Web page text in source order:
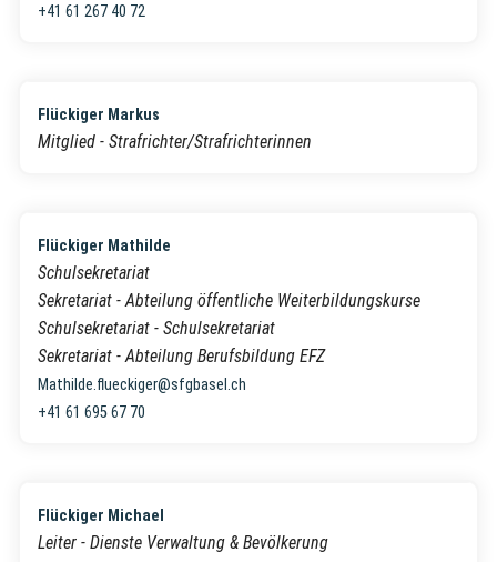
+41 61 267 40 72
Flückiger Markus
Mitglied - Strafrichter/Strafrichterinnen
Flückiger Mathilde
Schulsekretariat
Sekretariat - Abteilung öffentliche Weiterbildungskurse
Schulsekretariat - Schulsekretariat
Sekretariat - Abteilung Berufsbildung EFZ
Mathilde.flueckiger@sfgbasel.ch
+41 61 695 67 70
Flückiger Michael
Leiter - Dienste Verwaltung & Bevölkerung